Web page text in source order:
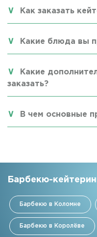
Как заказать
Какие блюда вы
Какие
заказать?
В чем основные
Барбекю-
Барбекю в Коломне
Барбекю в Королёве